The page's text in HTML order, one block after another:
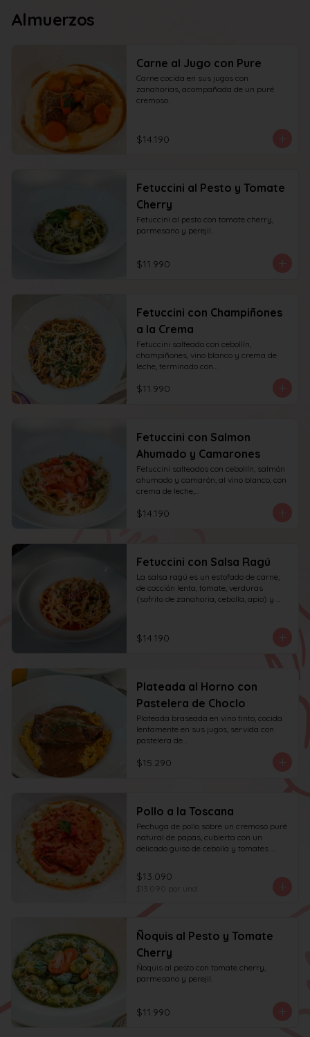
Almuerzos
Carne al Jugo con Pure
Carne cocida en sus jugos con
zanahorias, acompañada de un puré
cremoso.
$14.190
Fetuccini al Pesto y Tomate
Cherry
Fetuccini al pesto con tomate cherry,
parmesano y perejil.
$11.990
Fetuccini con Champiñones
a la Crema
Fetuccini salteado con cebollín,
champiñones, vino blanco y crema de
leche, terminado con
$11.990
Fetuccini con Salmon
Ahumado y Camarones
Fetuccini salteados con cebollín, salmón
ahumado y camarón, al vino blanco, con
crema de leche,
$14.190
Fetuccini con Salsa Ragú
La salsa ragú es un estofado de carne,
de cocción lenta, tomate, verduras
(sofrito de zanahoria, cebolla, apio) y
$14.190
Plateada al Horno con
Pastelera de Choclo
Plateada braseada en vino tinto, cocida
lentamente en sus jugos, servida con
pastelera de
$15.290
Pollo a la Toscana
Pechuga de pollo sobre un cremoso puré
natural de papas, cubierta con un
delicado guiso de cebolla y tomates
blanco y fondo de verduras.
$13.090
$13.090 por und
Ñoquis al Pesto y Tomate
Cherry
Ñoquis al pesto con tomate cherry,
parmesano y perejil.
$11.990